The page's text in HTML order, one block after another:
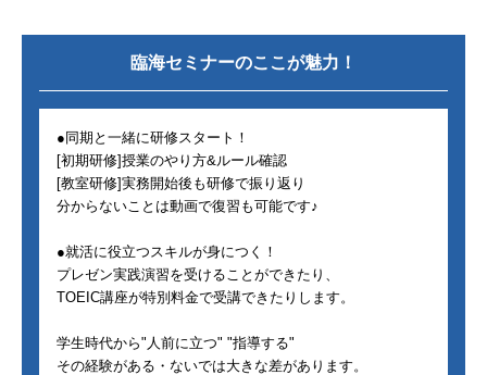
臨海セミナーのここが魅力！
●同期と一緒に研修スタート！
[初期研修]授業のやり方&ルール確認
[教室研修]実務開始後も研修で振り返り
分からないことは動画で復習も可能です♪
●就活に役立つスキルが身につく！
プレゼン実践演習を受けることができたり、
TOEIC講座が特別料金で受講できたりします。
学生時代から"人前に立つ" "指導する"
その経験がある・ないでは大きな差があります。